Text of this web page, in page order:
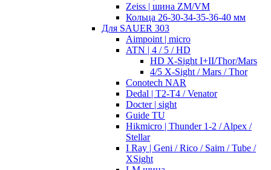
Zeiss | шина ZM/VM
Кольца 26-30-34-35-36-40 мм
Для SAUER 303
Aimpoint | micro
ATN | 4 / 5 / HD
HD X-Sight I+II/Thor/Mars
4/5 X-Sight / Mars / Thor
Conotech NAR
Dedal | T2-T4 / Venator
Docter | sight
Guide TU
Hikmicro | Thunder 1-2 / Alpex /
Stellar
I Ray | Geni / Rico / Saim / Tube /
XSight